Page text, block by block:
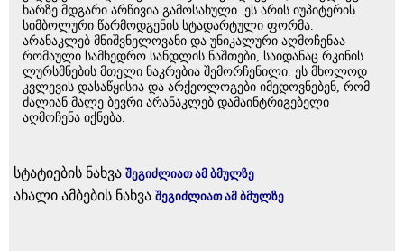
ხარზე მდგარი არწივია გამოსახული. ეს არის იუპიტერის
სიმბოლური წარმოდგენის სტადარტული ფორმა.
არანაკლებ მნიშვნელოვანი და უნიკალური აღმოჩენაა
რომაული სამხედრო სანდლის ნაშთები, საიდანაც რკინის
ლურსმნების მთელი ნაკრებია შემორჩენილი. ეს მხოლოდ
კვლევის დასაწყისია და არქეოლოგები იმედოვნებენ, რომ
ძალიან მალე ბევრი არანაკლებ დამაინტრიგებელი
აღმოჩენა იქნება.
სტატიების ნახვა შეგიძლიათ ამ ბმულზე
ახალი ამბების ნახვა შეგიძლიათ ამ ბმულზე